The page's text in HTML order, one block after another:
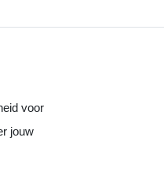
voor
jouw